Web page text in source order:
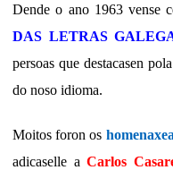
Dende o ano 1963 vense
DAS LETRAS
persoas que destacasen
do noso idioma.
Moitos foron os
adicaselle aCarlos